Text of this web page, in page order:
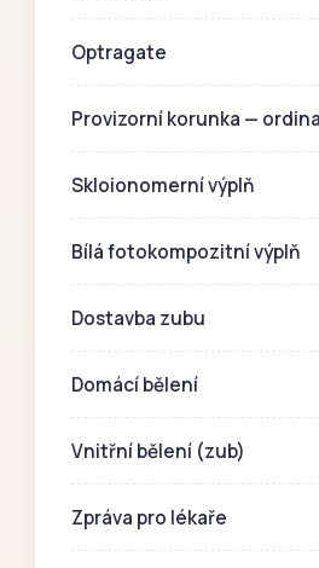
Optragate
Provizorní korunka —
Skloionomerní výplň
Bílá fotokompozitní výplň
Dostavba zubu
Domácí bělení
Vnitřní bělení (zub)
Zpráva pro lékaře